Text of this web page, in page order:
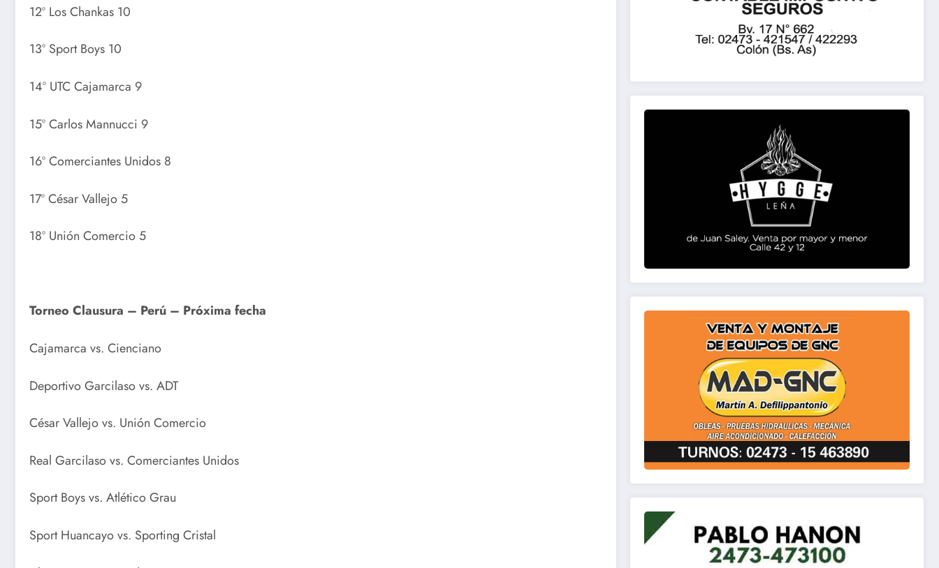
12º Los Chankas 10
13º Sport Boys 10
14º UTC Cajamarca 9
15º Carlos Mannucci 9
16º Comerciantes Unidos 8
17º César Vallejo 5
18º Unión Comercio 5
Torneo Clausura – Perú – Próxima fecha
Cajamarca vs. Cienciano
Deportivo Garcilaso vs. ADT
César Vallejo vs. Unión Comercio
Real Garcilaso vs. Comerciantes Unidos
Sport Boys vs. Atlético Grau
Sport Huancayo vs. Sporting Cristal